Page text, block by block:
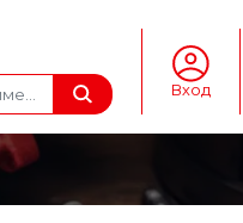
Вход